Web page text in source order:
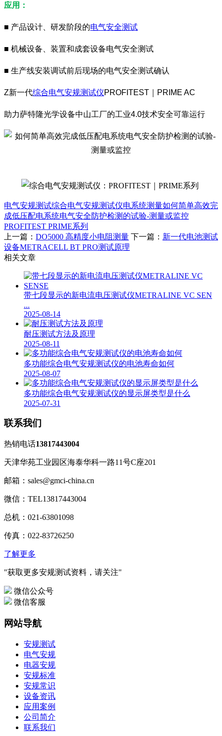
应用：
■ 产品设计、研发阶段的电气安全测试
■ 机械设备、装置和成套设备电气安全测试
■ 生产线安装调试前后现场的电气安全测试确认
Z新一代综合电气安规测试仪PROFITEST｜PRIME AC
助力萨特隆光学设备中山工厂的工业4.0技术安全可靠运行
电气安规测试综合电气安规测试仪电系统测量如何简单高效完
成低压配电系统电气安全防护检测的试验-测量或监控
PROFITEST PRIME系列
上一篇： DO5000 高精度小电阻测量 下一篇： 新一代电池测试
设备METRACELL BT PRO测试原理
相关文章
带七段显示的新电流电压测试仪METRALINE VC SEN
...
2025-08-14
耐压测试方法及原理
2025-08-11
多功能综合电气安规测试仪的电池寿命如何
2025-08-07
多功能综合电气安规测试仪的显示屏类型是什么
2025-07-31
联系我们
热销电话13817443004
天津华苑工业园区海泰华科一路11号C座201
邮箱：sales@gmci-china.cn
微信：TEL13817443004
总机：021-63801098
传真：022-83726250
了解更多
"获取更多安规测试资料，请关注"
微信公众号
微信客服
网站导航
安规测试
电气安规
电器安规
安规标准
安规常识
设备资讯
应用案例
公司简介
联系我们